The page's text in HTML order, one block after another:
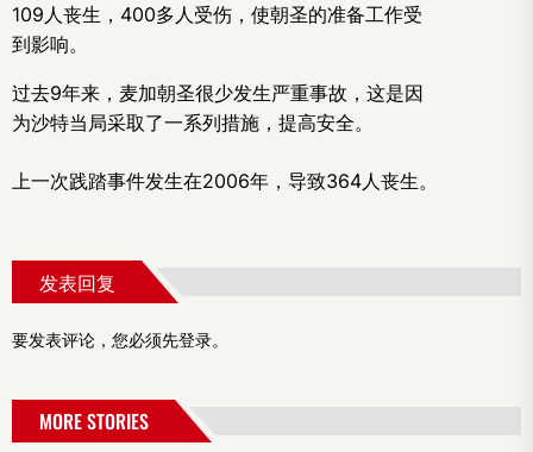
109人丧生，400多人受伤，使朝圣的准备工作受
到影响。
过去9年来，麦加朝圣很少发生严重事故，这是因
为沙特当局采取了一系列措施，提高安全。
上一次践踏事件发生在2006年，导致364人丧生。
发表回复
要发表评论，您必须先登录。
MORE STORIES